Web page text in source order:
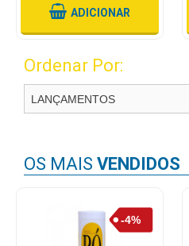
Proteção
Adulto
Dermocosméticos
Suplemento
ADICIONAR
Ordenar Por:
OS MAIS VENDIDOS